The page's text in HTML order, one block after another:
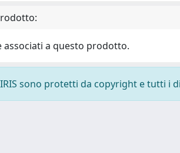
associati a questo prodotto.
sono protetti da copyright e tutti i